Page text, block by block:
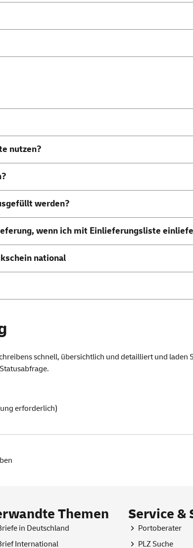
nutzen?
werden?
wenn ich mit Einlieferungsliste
national
schnell, übersichtlich und detailliert und laden
erforderlich)
Themen
in Deutschland
International
Service &
Portoberater
PLZ Suche